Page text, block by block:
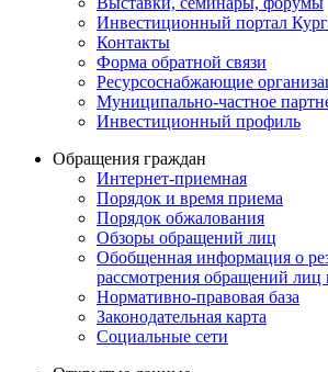
Инвестиционный портал
Контакты
Форма обратной связи
Ресурсоснабжающие
Муниципально-частное
Инвестиционный профиль
Обращения граждан
Интернет-приемная
Порядок и время приема
Порядок обжалования
Обзоры обращений лиц
Обобщенная информация о
рассмотрения обращений
Нормативно-правовая база
Законодательная карта
Социальные сети